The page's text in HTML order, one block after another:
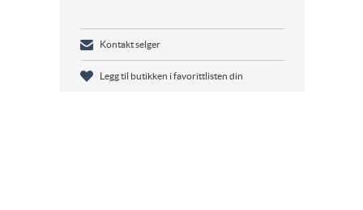
Kontakt selger
Legg til butikken i favorittlisten din